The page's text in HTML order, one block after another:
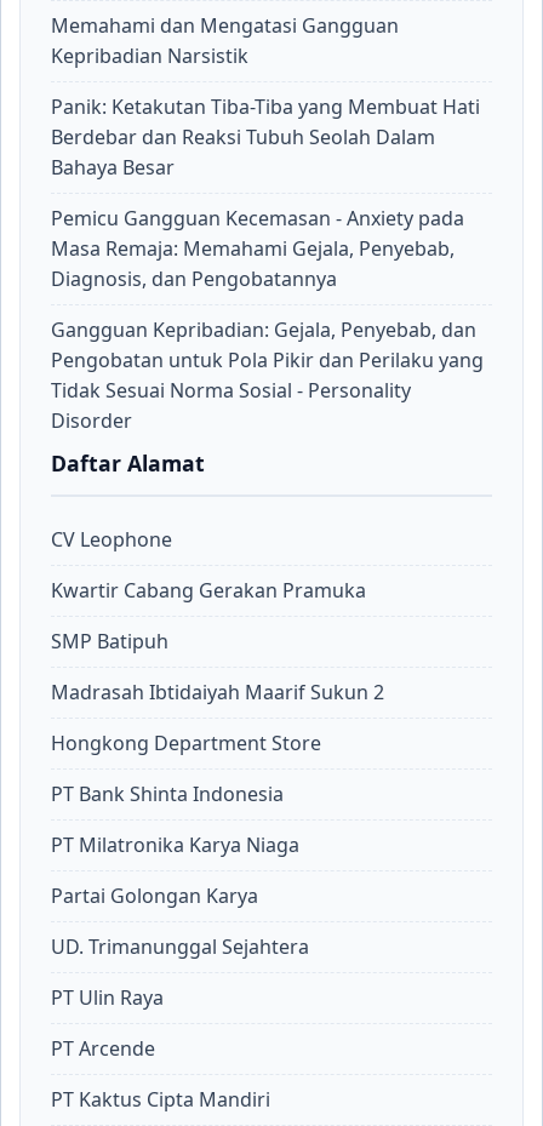
Memahami dan Mengatasi Gangguan
Kepribadian Narsistik
Panik: Ketakutan Tiba-Tiba yang Membuat Hati
Berdebar dan Reaksi Tubuh Seolah Dalam
Bahaya Besar
Pemicu Gangguan Kecemasan - Anxiety pada
Masa Remaja: Memahami Gejala, Penyebab,
Diagnosis, dan Pengobatannya
Gangguan Kepribadian: Gejala, Penyebab, dan
Pengobatan untuk Pola Pikir dan Perilaku yang
Tidak Sesuai Norma Sosial - Personality
Disorder
Daftar Alamat
CV Leophone
Kwartir Cabang Gerakan Pramuka
SMP Batipuh
Madrasah Ibtidaiyah Maarif Sukun 2
Hongkong Department Store
PT Bank Shinta Indonesia
PT Milatronika Karya Niaga
Partai Golongan Karya
UD. Trimanunggal Sejahtera
PT Ulin Raya
PT Arcende
PT Kaktus Cipta Mandiri